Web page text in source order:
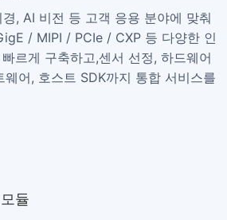
, AI 비전 등 고객 응용 분야에 맞춰
/ MIPI / PCIe / CXP 등 다양한 인
르게 구축하고,센서 선정, 하드웨어
웨어, 호스트 SDK까지 통합 서비스를